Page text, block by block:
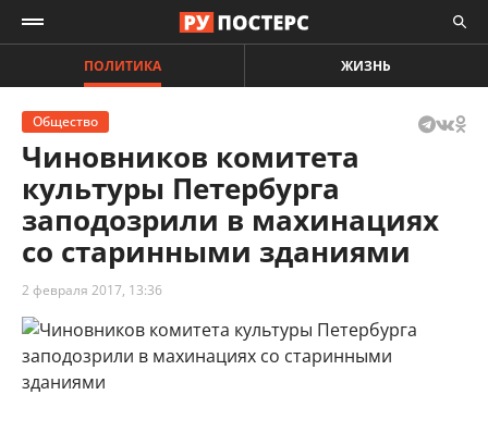
ПОЛИТИКА ЖИЗНЬ
Общество
Чиновников комитета
культуры Петербурга
заподозрили в махинациях
со старинными зданиями
2 февраля 2017, 13:36